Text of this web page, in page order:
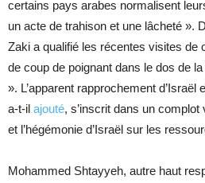
certains pays arabes normalisent
un acte de trahison et une lâcheté ».
Zaki a qualifié les récentes visites de
de coup de poignant dans le dos de
». L’apparent rapprochement
a-t-il ajouté, s’inscrit dans un
et l’hégémonie d’Israël sur les
Mohammed Shtayyeh, autre haut